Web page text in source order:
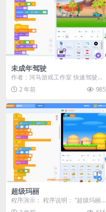
未成年驾驶
作者：河马游戏工作室 快速驾驶以
获得积分：3 使用你最喜欢的按键
来玩 （每个关卡...
2 年前 985
超级玛丽
程序演示： 程序说明： “超级玛丽”
是一个经典的电子游戏，深受玩家